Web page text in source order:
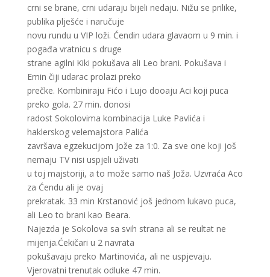
crni se brane, crni udaraju bijeli nedaju. Nižu se prilike,
publika plješće i naručuje
novu rundu u VIP loži. Ćendin udara glavaom u 9 min. i
pogađa vratnicu s druge
strane agilni Kiki pokušava ali Leo brani. Pokušava i
Emin čiji udarac prolazi preko
prečke. Kombiniraju Fićo i Lujo dooaju Aci koji puca
preko gola. 27 min. donosi
radost Sokolovima kombinacija Luke Pavlića i
haklerskog velemajstora Palića
završava egzekucijom Jože za 1:0. Za sve one koji još
nemaju TV nisi uspjeli uživati
u toj majstoriji, a to može samo naš Joža. Uzvraća Aco
za Ćendu ali je ovaj
prekratak. 33 min Krstanović još jednom lukavo puca,
ali Leo to brani kao Beara.
Najezda je Sokolova sa svih strana ali se reultat ne
mijenja.Ćekičari u 2 navrata
pokušavaju preko Martinovića, ali ne uspjevaju.
Vjerovatni trenutak odluke 47 min.